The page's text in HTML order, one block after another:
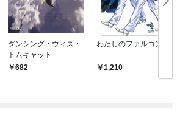
ダンシング・ウィズ・
トムキャット
682
わたしのファルコン1
1,210